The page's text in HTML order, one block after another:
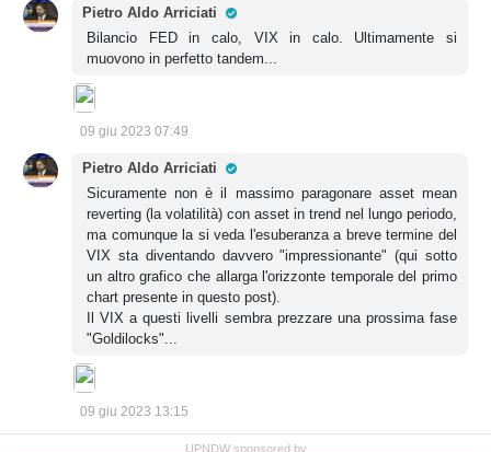
Pietro Aldo Arriciati
Bilancio FED in calo, VIX in calo. Ultimamente si
muovono in perfetto tandem...
09 giu 2023 07:49
Pietro Aldo Arriciati
Sicuramente non è il massimo paragonare asset mean
reverting (la volatilità) con asset in trend nel lungo periodo,
ma comunque la si veda l'esuberanza a breve termine del
VIX sta diventando davvero "impressionante" (qui sotto
un altro grafico che allarga l'orizzonte temporale del primo
chart presente in questo post).
Il VIX a questi livelli sembra prezzare una prossima fase
"Goldilocks"...
09 giu 2023 13:15
UPNDW sponsored by